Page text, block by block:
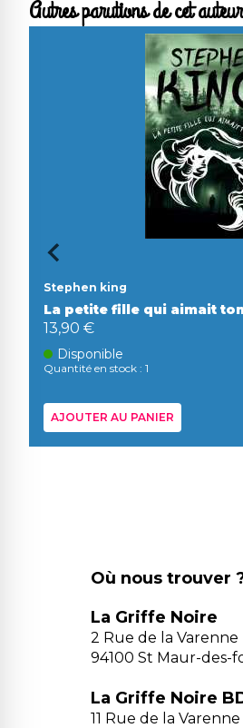
Autres parutions de cet auteur
Stephen king
La petite fille qui aimait
13,90 €
Disponible
Quantité en stock : 1
AJOUTER AU PANIER
Où nous trouver
La Griffe Noire
2 Rue de la Varenne
94100 St Maur-des-
La Griffe Noire
11 Rue de la Varenne